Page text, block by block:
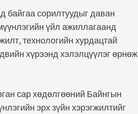
байгаа сорилтуудыг даван
үйл ажиллагаанд
технологийн хурдацтай
хүрээнд хэлэлцүүлэг өрнөж
сар хөдөлгөөний Байнгын
эрх зүйн хэрэгжилтийг